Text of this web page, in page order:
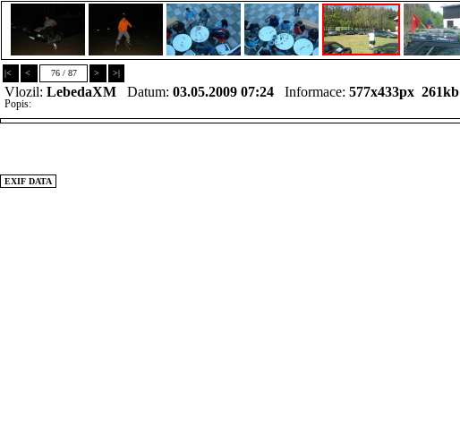
|< < 76 / 87 > >|
Vlozil: LebedaXM Datum: 03.05.2009 07:24 Informace: 577x433px 261kb
Popis:
EXIF DATA